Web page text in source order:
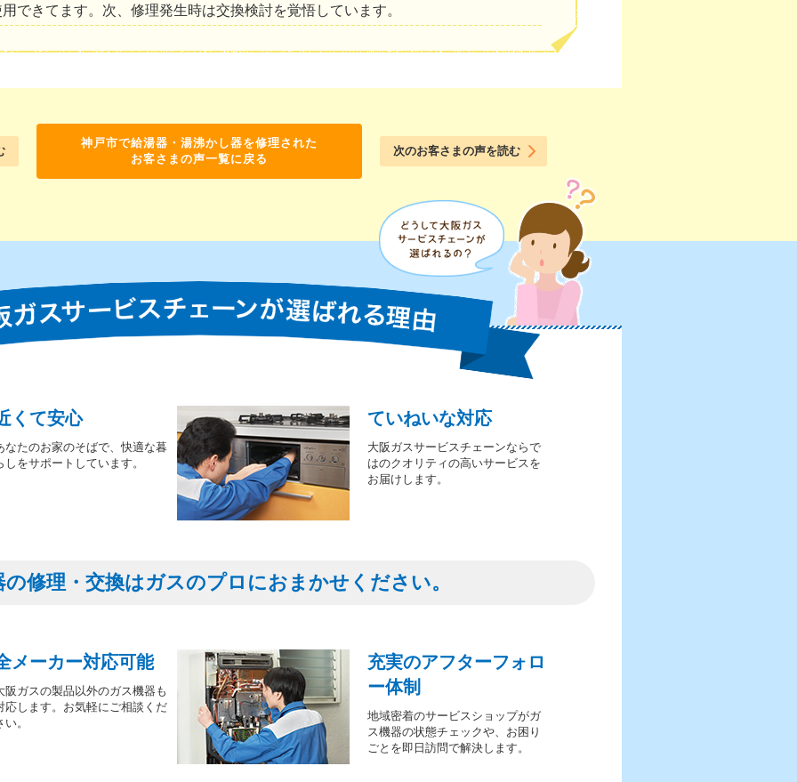
できてます。次、修理発生時は交換検討を覚悟しています。
神戸市で給湯器・湯沸かし器を修理された
お客さまの声一覧に戻る
次のお客さまの声を読む
くて安心
なたのお家のそばで、快適な暮
しをサポートしています。
ていねいな対応
大阪ガスサービスチェーンならで
はのクオリティの高いサービスを
お届けします。
の修理・交換はガスのプロにおまかせください。
メーカー対応可能
阪ガスの製品以外のガス機器も
応します。お気軽にご相談くだ
い。
充実のアフターフォロ
ー体制
地域密着のサービスショップがガ
ス機器の状態チェックや、お困り
ごとを即日訪問で解決します。